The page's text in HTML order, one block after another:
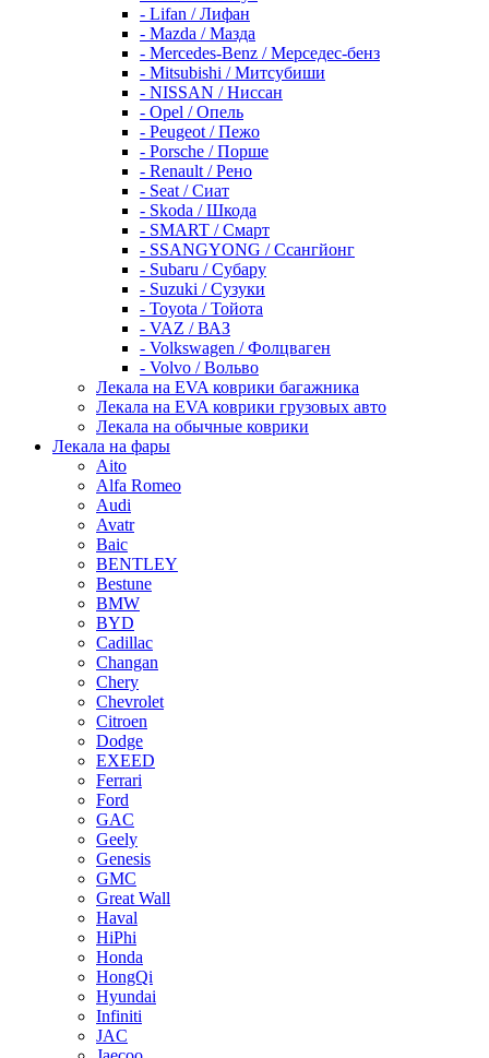
- Lifan / Лифан
- Mazda / Мазда
- Mercedes-Benz / Мерседес-бенз
- Mitsubishi / Митсубиши
- NISSAN / Ниссан
- Opel / Опель
- Peugeot / Пежо
- Porsche / Порше
- Renault / Рено
- Seat / Сиат
- Skoda / Шкода
- SMART / Смарт
- SSANGYONG / Ссангйонг
- Subaru / Субару
- Suzuki / Сузуки
- Toyota / Тойота
- VAZ / ВАЗ
- Volkswagen / Фолцваген
- Volvo / Вольво
Лекала на EVA коврики багажника
Лекала на EVA коврики грузовых авто
Лекала на обычные коврики
Лекала на фары
Aito
Alfa Romeo
Audi
Avatr
Baic
BENTLEY
Bestune
BMW
BYD
Cadillac
Changan
Chery
Chevrolet
Citroen
Dodge
EXEED
Ferrari
Ford
GAC
Geely
Genesis
GMC
Great Wall
Haval
HiPhi
Honda
HongQi
Hyundai
Infiniti
JAC